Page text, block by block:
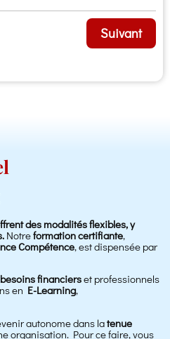
Suivant
des modalités flexibles, y
Notreformation certifiante,
Compétence, est dispensée par
financierset professionnels
en E-Learning,
autonome dans latenue
organisation. Pour ce faire, vous